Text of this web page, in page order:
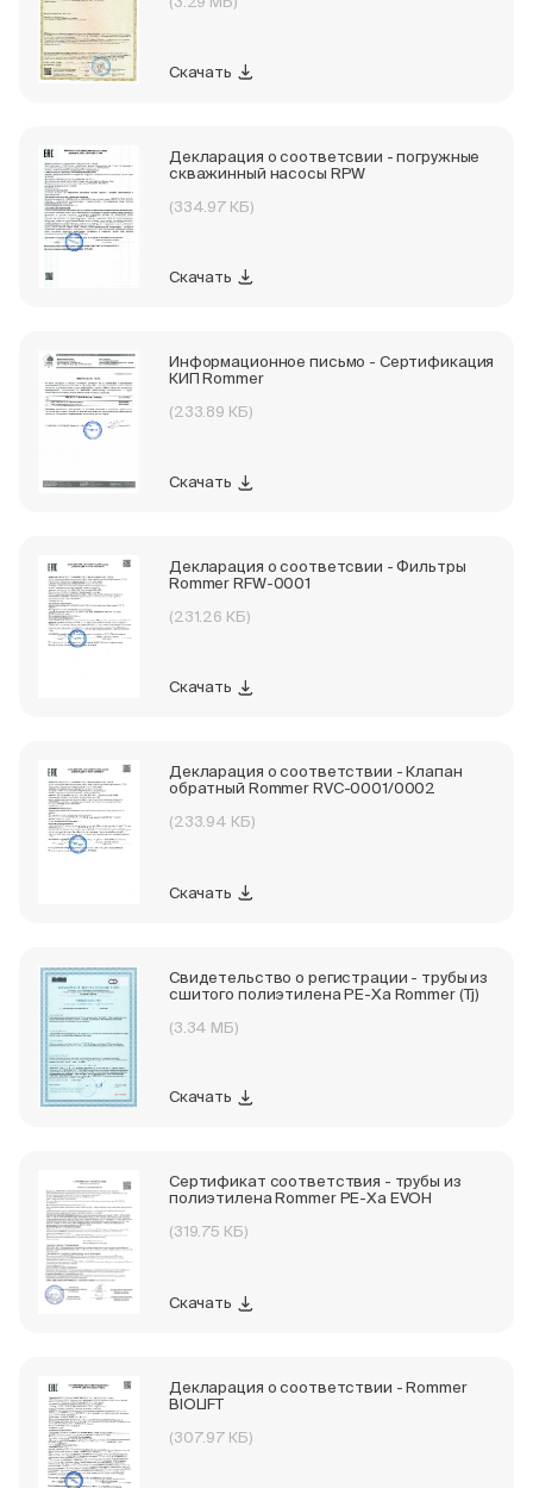
Скачать
Декларация о соответсвии - погружные
скважинный насосы RPW
(334.97 КБ)
Скачать
Информационное письмо - Сертификация
КИП Rommer
(233.89 КБ)
Скачать
Декларация о соответсвии - Фильтры
Rommer RFW-0001
(231.26 КБ)
Скачать
Декларация о соответствии - Клапан
обратный Rommer RVC-0001/0002
(233.94 КБ)
Скачать
Свидетельство о регистрации - трубы из
сшитого полиэтилена PE-Xa Rommer (Tj)
(3.34 МБ)
Скачать
Сертификат соответствия - трубы из
полиэтилена Rommer PE-Xa EVOH
(319.75 КБ)
Скачать
Декларация о соответствии - Rommer
BIOLIFT
(307.97 КБ)